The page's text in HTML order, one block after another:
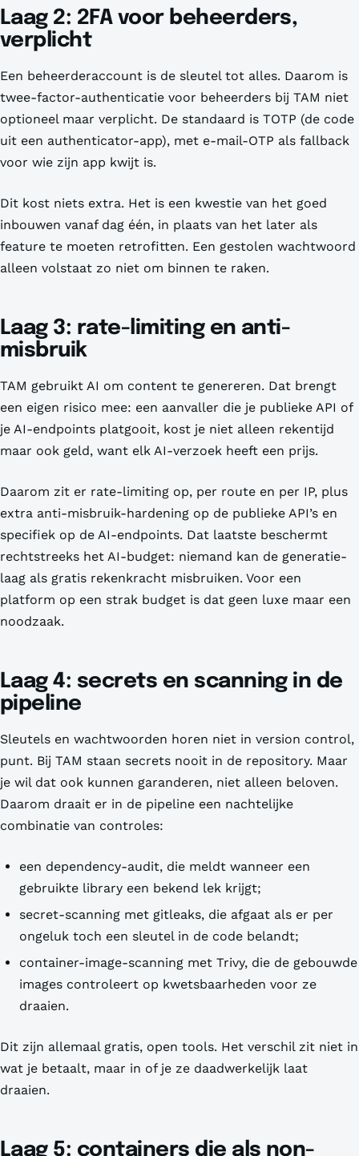
Laag 2: 2FA voor beheerders,
verplicht
Een beheerderaccount is de sleutel tot alles. Daarom is
twee-factor-authenticatie voor beheerders bij TAM niet
optioneel maar verplicht. De standaard is TOTP (de code
uit een authenticator-app), met e-mail-OTP als fallback
voor wie zijn app kwijt is.
Dit kost niets extra. Het is een kwestie van het goed
inbouwen vanaf dag één, in plaats van het later als
feature te moeten retrofitten. Een gestolen wachtwoord
alleen volstaat zo niet om binnen te raken.
Laag 3: rate-limiting en anti-
misbruik
TAM gebruikt AI om content te genereren. Dat brengt
een eigen risico mee: een aanvaller die je publieke API of
je AI-endpoints platgooit, kost je niet alleen rekentijd
maar ook geld, want elk AI-verzoek heeft een prijs.
Daarom zit er rate-limiting op, per route en per IP, plus
extra anti-misbruik-hardening op de publieke API’s en
specifiek op de AI-endpoints. Dat laatste beschermt
rechtstreeks het AI-budget: niemand kan de generatie-
laag als gratis rekenkracht misbruiken. Voor een
platform op een strak budget is dat geen luxe maar een
noodzaak.
Laag 4: secrets en scanning in de
pipeline
Sleutels en wachtwoorden horen niet in version control,
punt. Bij TAM staan secrets nooit in de repository. Maar
je wil dat ook kunnen garanderen, niet alleen beloven.
Daarom draait er in de pipeline een nachtelijke
combinatie van controles:
een dependency-audit, die meldt wanneer een
gebruikte library een bekend lek krijgt;
secret-scanning met gitleaks, die afgaat als er per
ongeluk toch een sleutel in de code belandt;
container-image-scanning met Trivy, die de gebouwde
images controleert op kwetsbaarheden voor ze
draaien.
Dit zijn allemaal gratis, open tools. Het verschil zit niet in
wat je betaalt, maar in of je ze daadwerkelijk laat
draaien.
Laag 5: containers die als non-